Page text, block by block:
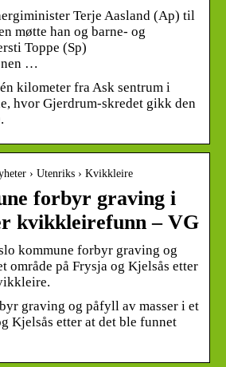
Terje Aasland (Ap) til
møtte han og barne- og
Toppe (Sp)
…
kilometer fra Ask sentrum i
hvor Gjerdrum-skredet gikk den
› Utenriks › Kvikkleire
forbyr graving i
kvikkleirefunn – VG
kommune forbyr graving og
område på Frysja og Kjelsås etter
graving og påfyll av masser i et
Kjelsås etter at det ble funnet